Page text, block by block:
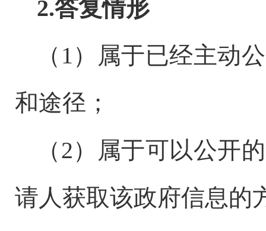
2.答复情形
（ 1）属于已经主动
和途径；
（2）属于可以公开
请人获取该政府信息的